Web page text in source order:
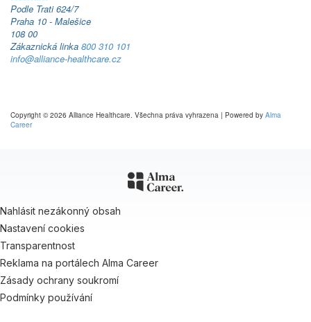
Podle Trati 624/7
Praha 10 - Malešice
108 00
Zákaznická linka 800 310 101
info@alliance-healthcare.cz
Copyright © 2026 Alliance Healthcare. Všechna práva vyhrazena | Powered by Alma
Career
Nahlásit nezákonný obsah
Nastavení cookies
Transparentnost
Reklama na portálech Alma Career
Zásady ochrany soukromí
Podmínky používání